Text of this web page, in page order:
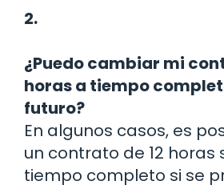
2.
¿Puedo cambiar mi
horas a tiempo
futuro?
En algunos casos, es
un contrato de 12 horas
tiempo completo si se